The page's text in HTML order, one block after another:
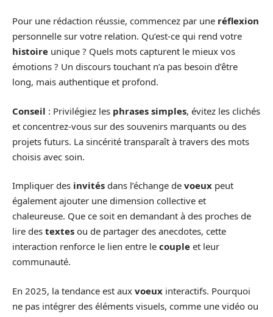
Pour une rédaction réussie, commencez par une réflexion
personnelle sur votre relation. Qu’est-ce qui rend votre
histoire unique ? Quels mots capturent le mieux vos
émotions ? Un discours touchant n’a pas besoin d’être
long, mais authentique et profond.
Conseil : Privilégiez les phrases simples, évitez les clichés
et concentrez-vous sur des souvenirs marquants ou des
projets futurs. La sincérité transparaît à travers des mots
choisis avec soin.
Impliquer des invités dans l’échange de voeux peut
également ajouter une dimension collective et
chaleureuse. Que ce soit en demandant à des proches de
lire des textes ou de partager des anecdotes, cette
interaction renforce le lien entre le couple et leur
communauté.
En 2025, la tendance est aux voeux interactifs. Pourquoi
ne pas intégrer des éléments visuels, comme une vidéo ou